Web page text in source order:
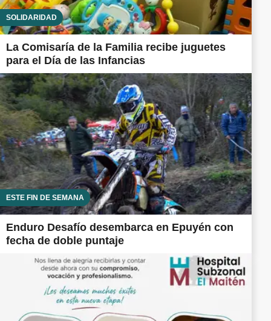
SOLIDARIDAD
La Comisaría de la Familia recibe juguetes
para el Día de las Infancias
ESTE FIN DE SEMANA
Enduro Desafío desembarca en Epuyén con
fecha de doble puntaje